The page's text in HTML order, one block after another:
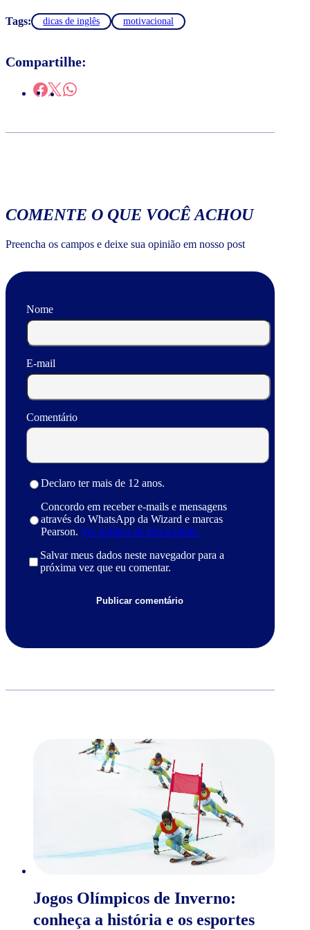
Tags: dicas de inglês motivacional
Compartilhe:
COMENTE O QUE VOCÊ ACHOU
Preencha os campos e deixe sua opinião em nosso post
Nome
E-mail
Comentário
Declaro ter mais de 12 anos.
Concordo em receber e-mails e mensagens
através do WhatsApp da Wizard e marcas
Pearson. Ver política de privacidade.
Salvar meus dados neste navegador para a
próxima vez que eu comentar.
Jogos Olímpicos de Inverno:
conheça a história e os esportes